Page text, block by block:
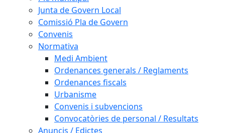
Junta de Govern Local
Comissió Pla de Govern
Convenis
Normativa
Medi Ambient
Ordenances generals / Reglaments
Ordenances fiscals
Urbanisme
Convenis i subvencions
Convocatòries de personal / Resultats
Anuncis / Edictes